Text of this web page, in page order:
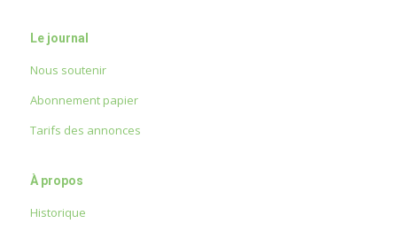
Le journal
Nous soutenir
Abonnement papier
Tarifs des annonces
À propos
Historique